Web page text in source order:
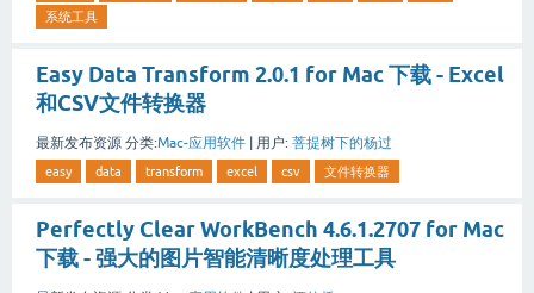
系统工具
Easy Data Transform 2.0.1 for Mac 下载 - Excel
和CSV文件转换器
最新发布资源 分类:Mac-应用软件 用户: 菩提树下的杨过
easy data transform excel csv 文件转换器
Perfectly Clear WorkBench 4.6.1.2707 for Mac
下载 - 强大的图片智能清晰度处理工具